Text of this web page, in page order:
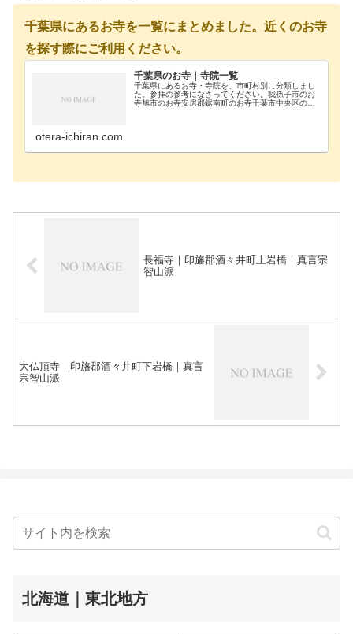
千葉県にあるお寺を一覧にまとめました。近くのお寺
を探す際にご利用ください。
千葉県のお寺｜寺院一覧
千葉県にあるお寺・寺院を、市町村別に分類しまし
た。参拝の参考になさってください。我孫子市のお
寺旭市のお寺安房郡鋸南町のお寺千葉市中央区のお
otera-ichiran.com
長福寺｜印旛郡酒々井町上岩橋｜真言宗
智山派
大仏頂寺｜印旛郡酒々井町下岩橋｜真言
宗智山派
北海道｜東北地方